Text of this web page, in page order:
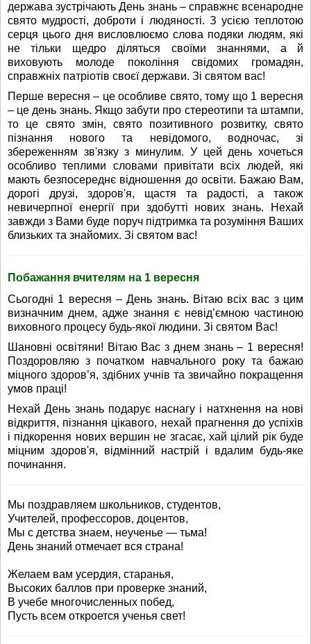
держава зустрічають День знань – справжнє всенародне
свято мудрості, доброти і людяності. З усією теплотою
серця цього дня висловлюємо слова подяки людям, які
не тільки щедро діляться своїми знаннями, а й
виховують молоде покоління свідомих громадян,
справжніх патріотів своєї держави. Зі святом вас!
Перше вересня – це особливе свято, тому що 1 вересня
– це день знань. Якщо забути про стереотипи та штампи,
то це свято змін, свято позитивного розвитку, свято
пізнання нового та невідомого, водночас, зі
збереженням зв'язку з минулим. У цей день хочеться
особливо теплими словами привітати всіх людей, які
мають безпосереднє відношення до освіти. Бажаю Вам,
дорогі друзі, здоров'я, щастя та радості, а також
невичерпної енергії при здобутті нових знань. Нехай
завжди з Вами буде поруч підтримка та розуміння Ваших
близьких та знайомих. Зі святом вас!
Побажання вчителям на 1 вересня
Сьогодні 1 вересня – День знань. Вітаю всіх вас з цим
визначним днем, адже знання є невід’ємною частиною
виховного процесу будь-якої людини. Зі святом Вас!
Шановні освітяни! Вітаю Вас з днем знань – 1 вересня!
Поздоровляю з початком навчального року та бажаю
міцного здоров’я, здібних учнів та звичайно покращення
умов праці!
Нехай День знань подарує наснагу і натхнення на нові
відкриття, пізнання цікавого, нехай прагнення до успіхів
і підкорення нових вершин не згасає, хай цілий рік буде
міцним здоров'я, відмінний настрій і вдалим будь-яке
починання.
Мы поздравляем школьников, студентов,
Учителей, профессоров, доцентов,
Мы с детства знаем, неученье — тьма!
День знаний отмечает вся страна!
Желаем вам усердия, старанья,
Высоких баллов при проверке знаний,
В учебе многочисленных побед,
Пусть всем откроется ученья свет!